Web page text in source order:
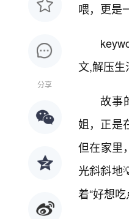
分享
喂，更是
文,解压生
故事
姐，正是
但在家里
光斜斜地
着“好想